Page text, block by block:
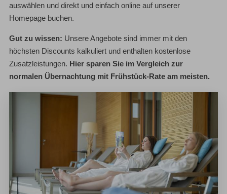
auswählen und direkt und einfach online auf unserer
Homepage buchen.
Gut zu wissen: Unsere Angebote sind immer mit den
höchsten Discounts kalkuliert und enthalten kostenlose
Zusatzleistungen. Hier sparen Sie im Vergleich zur
normalen Übernachtung mit Frühstück-Rate am meisten.